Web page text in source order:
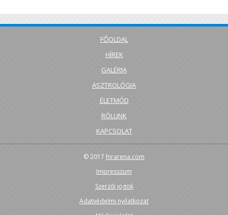
FŐOLDAL
HÍREK
GALÉRIA
ASZTROLÓGIA
ÉLETMÓD
RÓLUNK
KAPCSOLAT
© 2017 hirarena.com
Impresszum
Szerzői jogok
Adatvédelmi nyilatkozat